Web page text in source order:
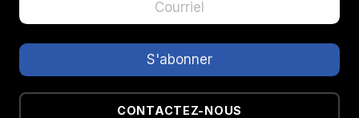
CONTACTEZ-NOUS